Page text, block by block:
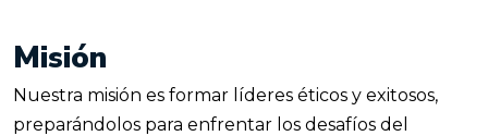
Misión
Nuestra misión es formar líderes éticos y exitosos,
preparándolos para enfrentar los desafíos del